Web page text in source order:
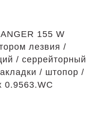
155 W
лезвия /
/ серрейторный
/ штопор /
0.9563.WC